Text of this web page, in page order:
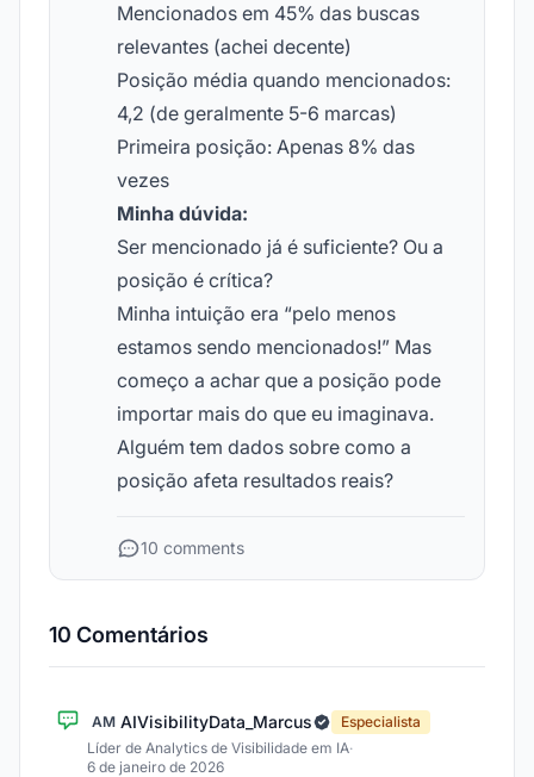
Mencionados em 45% das buscas
relevantes (achei decente)
Posição média quando mencionados:
4,2 (de geralmente 5-6 marcas)
Primeira posição: Apenas 8% das
vezes
Minha dúvida:
Ser mencionado já é suficiente? Ou a
posição é crítica?
Minha intuição era “pelo menos
estamos sendo mencionados!” Mas
começo a achar que a posição pode
importar mais do que eu imaginava.
Alguém tem dados sobre como a
posição afeta resultados reais?
10 comments
10 Comentários
AM AIVisibilityData_Marcus
Especialista
Líder de Analytics de Visibilidade em IA·
6 de janeiro de 2026